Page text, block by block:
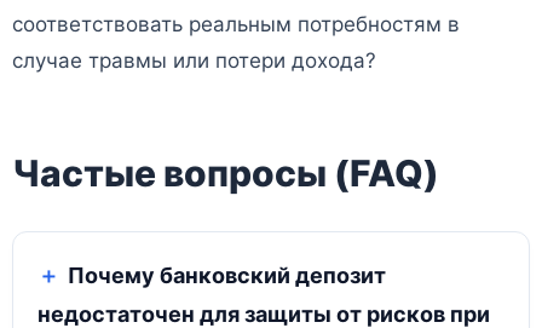
соответствовать реальным потребностям в
случае травмы или потери дохода?
Частые вопросы (FAQ)
Почему банковский депозит
недостаточен для защиты от рисков при